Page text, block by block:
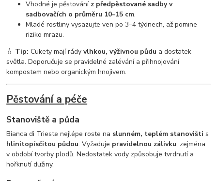
Vhodné je pěstování z předpěstované sadby v
sadbovačích o průměru 10–15 cm.
Mladé rostliny vysazujte ven po 3–4 týdnech, až pomine
riziko mrazu.
💧 Tip: Cukety mají rádyvlhkou, výživnou půdu a dostatek
světla. Doporučuje se pravidelné zalévání a přihnojování
kompostem nebo organickým hnojivem.
Pěstování a péče
Stanoviště a půda
Bianca di Trieste nejlépe roste na slunném, teplém stanovišti s
hlinitopísčitou půdou. Vyžaduje pravidelnou zálivku, zejména
v období tvorby plodů. Nedostatek vody způsobuje tvrdnutí a
hořknutí dužiny.